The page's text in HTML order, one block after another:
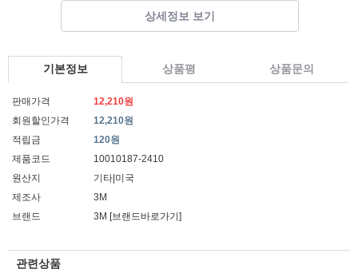
상세정보 보기
기본정보 상품평 상품문의
판매가격
12,210원
회원할인가격
12,210원
적립금
120원
제품코드
10010187-2410
원산지
기타|미국
제조사
3M
브랜드
3M [브랜드바로가기]
관련상품